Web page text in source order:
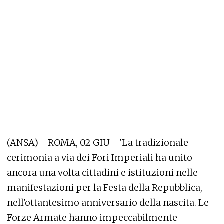
(ANSA) - ROMA, 02 GIU - 'La tradizionale
cerimonia a via dei Fori Imperiali ha unito
ancora una volta cittadini e istituzioni nelle
manifestazioni per la Festa della Repubblica,
nell'ottantesimo anniversario della nascita. Le
Forze Armate hanno impeccabilmente